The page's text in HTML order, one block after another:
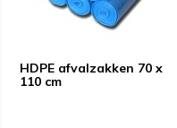
HDPE afvalzakken 70 x
110 cm